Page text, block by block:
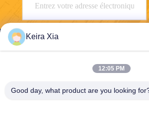
Technology Co.
Keira Xia
12:05 PM
Good day, what product are you looking